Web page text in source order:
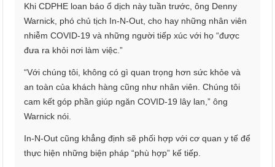
Khi CDPHE loan báo ổ dịch này tuần trước, ông Denny
Warnick, phó chủ tịch In-N-Out, cho hay những nhân viên
nhiễm COVID-19 và những người tiếp xúc với họ “được
đưa ra khỏi nơi làm việc.”
“Với chúng tôi, không có gì quan trọng hơn sức khỏe và
an toàn của khách hàng cũng như nhân viên. Chúng tôi
cam kết góp phần giúp ngăn COVID-19 lây lan,” ông
Warnick nói.
In-N-Out cũng khẳng định sẽ phối hợp với cơ quan y tế để
thực hiện những biện pháp “phù hợp” kế tiếp.